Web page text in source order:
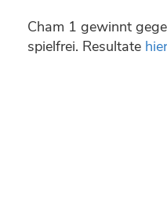
Cham 1 gewinnt
spielfrei. Resultate hier